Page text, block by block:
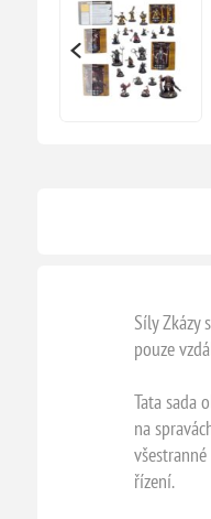
Síly Zkázy
pouze
Tata sada
na
řízení.